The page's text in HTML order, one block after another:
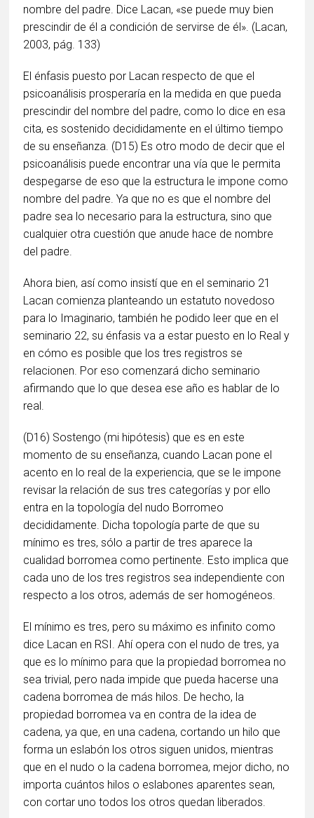
nombre del padre. Dice Lacan, «se puede muy bien
prescindir de él a condición de servirse de él». (Lacan,
2003, pág. 133)
El énfasis puesto por Lacan respecto de que el
psicoanálisis prosperaría en la medida en que pueda
prescindir del nombre del padre, como lo dice en esa
cita, es sostenido decididamente en el último tiempo
de su enseñanza. (D15) Es otro modo de decir que el
psicoanálisis puede encontrar una vía que le permita
despegarse de eso que la estructura le impone como
nombre del padre. Ya que no es que el nombre del
padre sea lo necesario para la estructura, sino que
cualquier otra cuestión que anude hace de nombre
del padre.
Ahora bien, así como insistí que en el seminario 21
Lacan comienza planteando un estatuto novedoso
para lo Imaginario, también he podido leer que en el
seminario 22, su énfasis va a estar puesto en lo Real y
en cómo es posible que los tres registros se
relacionen. Por eso comenzará dicho seminario
afirmando que lo que desea ese año es hablar de lo
real.
(D16) Sostengo (mi hipótesis) que es en este
momento de su enseñanza, cuando Lacan pone el
acento en lo real de la experiencia, que se le impone
revisar la relación de sus tres categorías y por ello
entra en la topología del nudo Borromeo
decididamente. Dicha topología parte de que su
mínimo es tres, sólo a partir de tres aparece la
cualidad borromea como pertinente. Esto implica que
cada uno de los tres registros sea independiente con
respecto a los otros, además de ser homogéneos.
El mínimo es tres, pero su máximo es infinito como
dice Lacan en RSI. Ahí opera con el nudo de tres, ya
que es lo mínimo para que la propiedad borromea no
sea trivial, pero nada impide que pueda hacerse una
cadena borromea de más hilos. De hecho, la
propiedad borromea va en contra de la idea de
cadena, ya que, en una cadena, cortando un hilo que
forma un eslabón los otros siguen unidos, mientras
que en el nudo o la cadena borromea, mejor dicho, no
importa cuántos hilos o eslabones aparentes sean,
con cortar uno todos los otros quedan liberados.